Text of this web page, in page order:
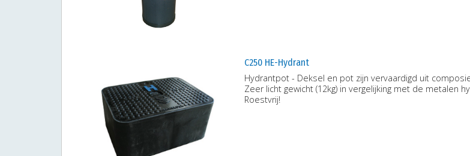
C250 HE-Hydrant
Hydrantpot - Deksel en pot zijn vervaardigd uit
Zeer licht gewicht (12kg) in vergelijking met de
Roestvrij!